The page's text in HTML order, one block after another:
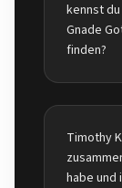
kennst
Gnade
finden?
Timothy
habe und